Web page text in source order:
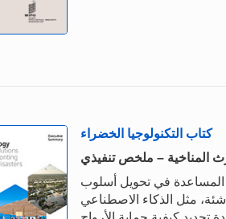
كتاب التكنولوجيا الخضراء
المناخية – ملخص تنفيذي
المساعدة في تحويل أسلوب
مثل الذكاء الاصطناعي